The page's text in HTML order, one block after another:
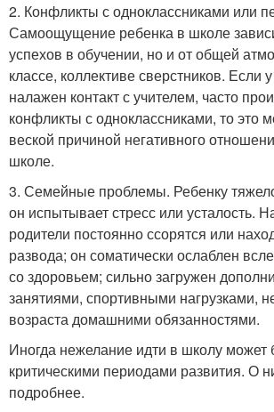
2. Конфликты с одноклассниками или
Самоощущение ребенка в школе
успехов в обучении, но и от общей
классе, коллективе сверстников. Если
налажен контакт с учителем, часто
конфликты с одноклассниками, то это
веской причиной негативного
школе.
3. Семейные проблемы. Ребенку
он испытывает стресс или усталость.
родители постоянно ссорятся или
развода; он соматически ослаблен
со здоровьем; сильно загружен
занятиями, спортивными нагрузками,
возраста домашними обязанностями.
Иногда нежелание идти в школу может
критическими периодами развития. О
подробнее.